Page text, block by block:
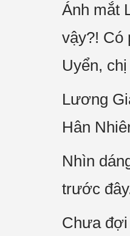
Ánh mắt
vậy?! Có
Uyển,
Lương
Hân
Nhìn
trước
Chưa đợi